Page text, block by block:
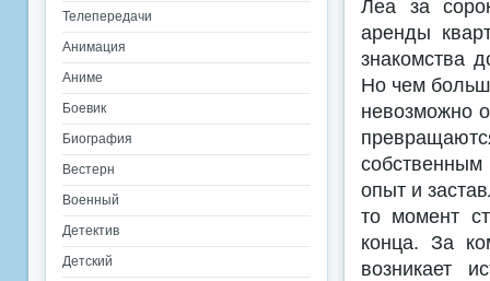
Леа за
аренды
знакомства
Но чем
невозможно
опыт и
то момент
конца. За
возникает
Телепередачи
Анимация
Аниме
Боевик
Биография
Вестерн
Военный
Детектив
Детский